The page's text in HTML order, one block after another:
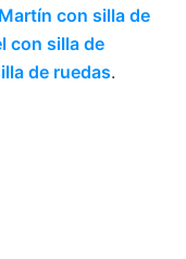
con silla de
con silla de
de ruedas.